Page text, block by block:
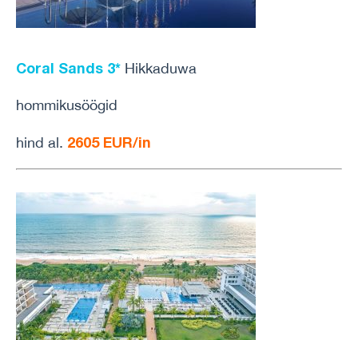
Coral Sands 3* Hikkaduwa
hommikusöögid
hind al. 2605 EUR/in